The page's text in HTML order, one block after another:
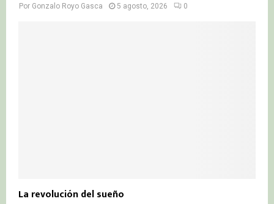
Por Gonzalo Royo Gasca 5 agosto, 2026 0
La revolución del sueño